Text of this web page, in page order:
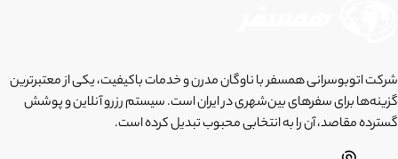
شرکت اتوبوسرانی همسفر با ناوگان مدرن و خدمات باکیفیت، یکی از معتبرترین
گزینه‌ها برای سفرهای بین‌شهری در ایران است. سیستم رزرو آنلاین و پوشش
گسترده مقاصد، آن را به انتخابی محبوب تبدیل کرده است.